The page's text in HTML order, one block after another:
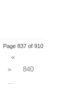
Page 837 of 910
«
»
840